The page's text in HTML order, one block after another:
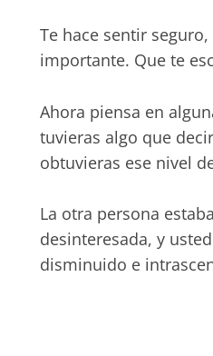
Te hace sentir
importante. Que te
Ahora piensa en
tuvieras algo que
obtuvieras ese nivel
La otra persona
desinteresada, y
disminuido e